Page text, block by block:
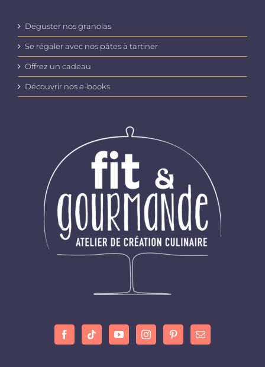
Déguster nos granolas
Se régaler avec nos pâtes à tartiner
Offrez un cadeau
Découvrir nos e-books